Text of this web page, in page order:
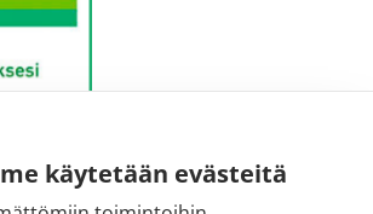
käytetään evästeitä
Sähköpostiosoite: